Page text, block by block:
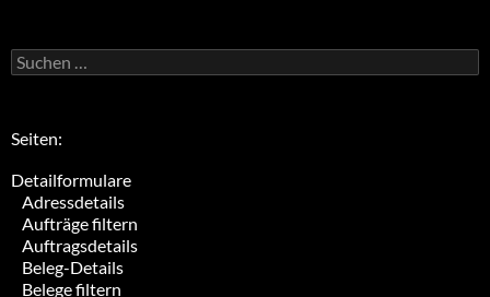
Suchen
nach:
Seiten:
Detailformulare
Adressdetails
Aufträge filtern
Auftragsdetails
Beleg-Details
Belege filtern